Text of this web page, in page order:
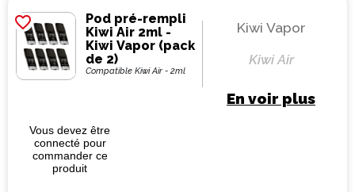
favorite_border
Pod pré-rempli
Kiwi Air 2ml -
Kiwi Vapor (pack
de 2)
Compatible Kiwi Air - 2ml
Kiwi Vapor
Kiwi Air
En voir plus
Vous devez être
connecté pour
commander ce
produit